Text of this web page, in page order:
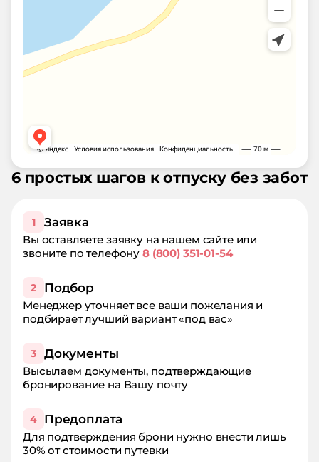
6 простых шагов к отпуску без забот
1 Заявка
Вы оставляете заявку на нашем сайте или
звоните по телефону8 (800) 351-01-54
2 Подбор
Менеджер уточняет все ваши пожелания и
подбирает лучший вариант «под вас»
3 Документы
Высылаем документы, подтверждающие
бронирование на Вашу почту
4 Предоплата
Для подтверждения брони нужно внести лишь
30% от стоимости путевки